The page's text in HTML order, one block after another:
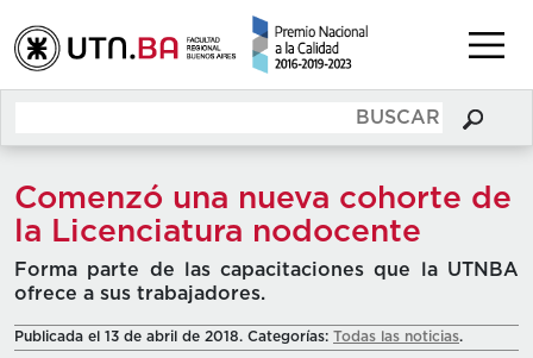
Comenzó una nueva cohorte de
la Licenciatura nodocente
Forma parte de las capacitaciones que la UTNBA
ofrece a sus trabajadores.
Publicada el 13 de abril de 2018. Categorías: Todas las noticias.